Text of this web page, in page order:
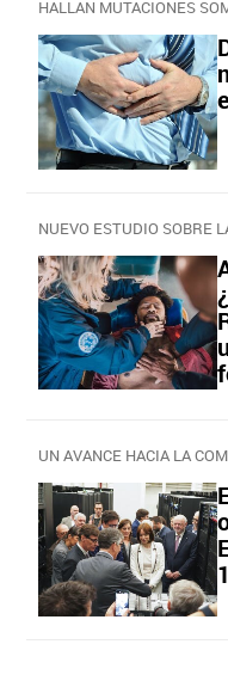
HALLAN MUTACIONES
NUEVO ESTUDIO SOBRE
UN AVANCE HACIA LA